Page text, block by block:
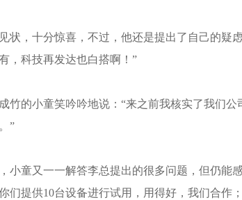
，十分惊喜，不过，他还是提出了自己的疑
，科技再发达也白搭啊！”
的小童笑吟吟地说：“来之前我核实了我们公
”
童又一一解答李总提出的很多问题，但仍能
们提供10台设备进行试用，用得好，我们合作